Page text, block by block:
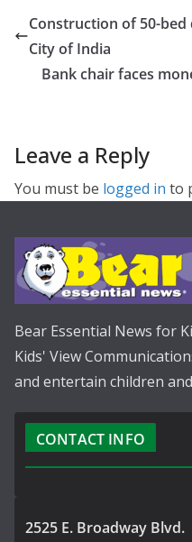
Construction of 50-
City of India
Bank chair faces
Leave a Reply
You must be logged in to
Bear Essential News for
Kids' View
and entertain children
CONTACT INFO
2525 E. Broadway Blvd.